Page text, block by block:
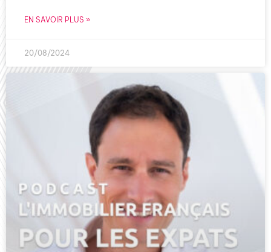
EN SAVOIR PLUS »
20/08/2024